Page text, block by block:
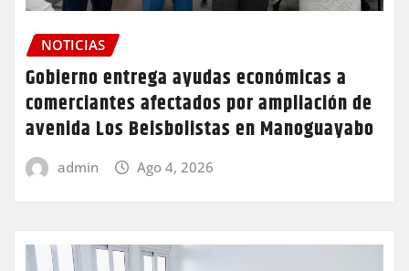
NOTICIAS
Gobierno entrega ayudas económicas a
comerciantes afectados por ampliación de
avenida Los Beisbolistas en Manoguayabo
admin Ago 4, 2026